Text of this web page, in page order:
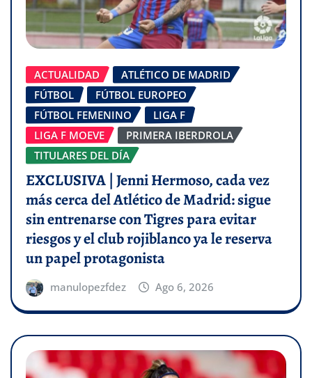
ACTUALIDAD
ATLÉTICO DE MADRID
FÚTBOL
FÚTBOL EUROPEO
FÚTBOL FEMENINO
LIGA F
LIGA F MOEVE
PRIMERA IBERDROLA
TITULARES DEL DÍA
EXCLUSIVA | Jenni Hermoso, cada vez
más cerca del Atlético de Madrid: sigue
sin entrenarse con Tigres para evitar
riesgos y el club rojiblanco ya le reserva
un papel protagonista
manulopezfdez Ago 6, 2026